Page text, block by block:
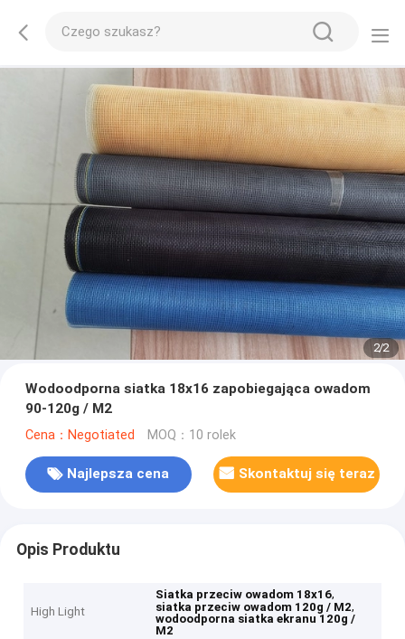
2/2
Wodoodporna siatka 18x16 zapobiegająca owadom
90-120g / M2
Cena：Negotiated MOQ：10 rolek
Najlepsza cena Skontaktuj się teraz
Opis Produktu
High Light
Siatka przeciw owadom 18x16,
siatka przeciw owadom 120g / M2,
wodoodporna siatka ekranu 120g /
M2